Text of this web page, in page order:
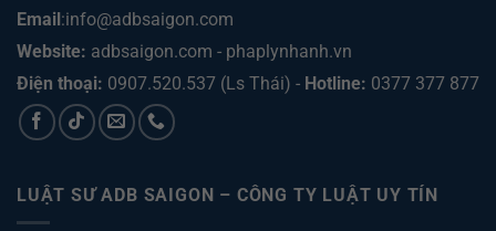
Email :info@adbsaigon.com
Website: adbsaigon.com - phaplynhanh.vn
Điện thoại: 0907.520.537 (Ls Thái) - Hotline: 0377 377 877
LUẬT SƯ ADB SAIGON – CÔNG TY LUẬT UY TÍN